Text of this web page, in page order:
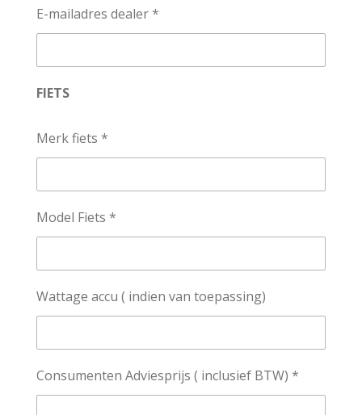
E-mailadres dealer *
FIETS
Merk fiets *
Model Fiets *
Wattage accu ( indien van toepassing)
Consumenten Adviesprijs ( inclusief BTW) *